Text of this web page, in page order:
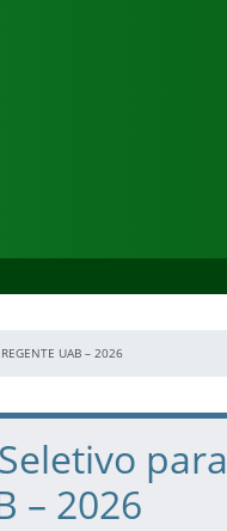
REGENTE UAB – 2026
para
– 2026